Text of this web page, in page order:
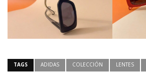
TAGS ADIDAS COLECCIÓN LENTES